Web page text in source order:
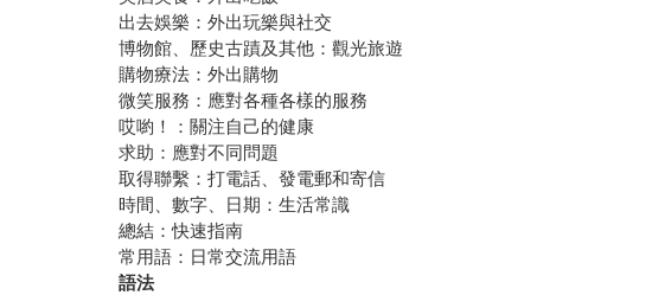
出去娛樂：外出玩樂與社交
博物館、歷史古蹟及其他：觀光旅遊
購物療法：外出購物
微笑服務：應對各種各樣的服務
哎喲！：關注自己的健康
求助：應對不同問題
取得聯繫：打電話、發電郵和寄信
時間、數字、日期：生活常識
總結：快速指南
常用語：日常交流用語
語法